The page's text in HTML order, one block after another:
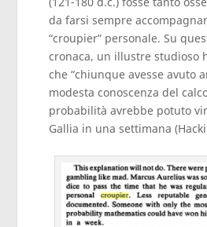
da farsi sempre
“croupier” personale. Su
cronaca, un illustre studioso
che “chiunque avesse avuto
modesta conoscenza del
probabilità avrebbe potuto
Gallia in una settimana